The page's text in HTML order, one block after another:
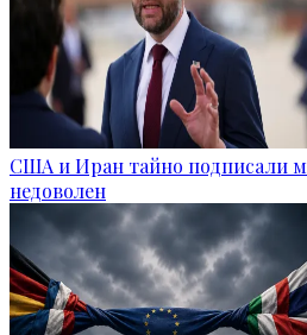
США и Иран тайно подписали
недоволен